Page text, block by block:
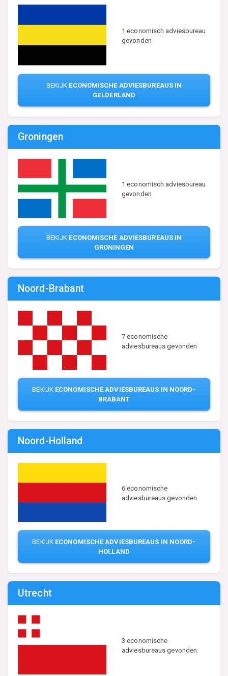
1 economisch adviesbureau
gevonden
BEKIJK ECONOMISCHE ADVIESBUREAUS IN
GELDERLAND
Groningen
1 economisch adviesbureau
gevonden
BEKIJK ECONOMISCHE ADVIESBUREAUS IN
GRONINGEN
Noord-Brabant
7 economische
adviesbureaus gevonden
BEKIJK ECONOMISCHE ADVIESBUREAUS IN NOORD-
BRABANT
Noord-Holland
6 economische
adviesbureaus gevonden
BEKIJK ECONOMISCHE ADVIESBUREAUS IN NOORD-
HOLLAND
Utrecht
3 economische
adviesbureaus gevonden